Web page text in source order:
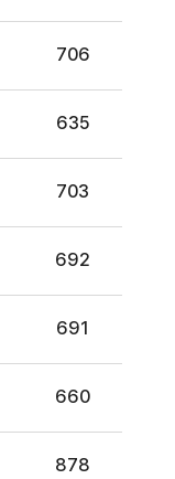
706
635
703
692
691
660
878